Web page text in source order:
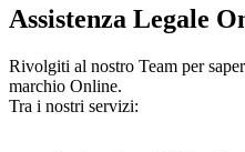
Assistenza Legale
Rivolgiti al nostro Team per
marchio Online.
Tra i nostri servizi: